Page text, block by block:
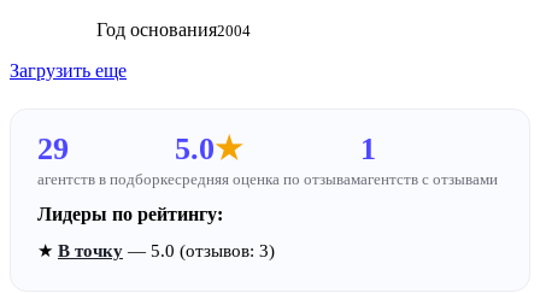
Год основания2004
Загрузить еще
29
агентств в подборке
5.0★
средняя оценка по отзывам
1
агентств с отзывами
Лидеры по рейтингу:
★ В точку — 5.0 (отзывов: 3)